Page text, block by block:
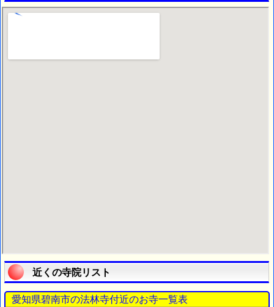
近くの寺院リスト
愛知県碧南市の法林寺付近のお寺一覧表